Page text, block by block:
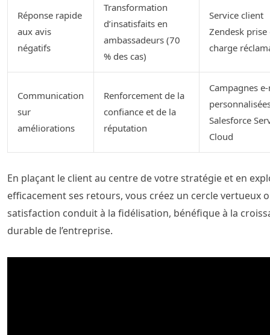
Réponse rapide
aux avis
négatifs
Transformation
d’insatisfaits en
ambassadeurs (70
% des cas)
Service client
Zendesk prise
charge
Communication
sur
améliorations
Renforcement de la
confiance et de la
réputation
Campagnes
Salesforce
Cloud
En plaçant le client au centre de votre stratégie et en
efficacement ses retours, vous créez un cercle vertueux
satisfaction conduit à la fidélisation, bénéfique à la
durable de l’entreprise.